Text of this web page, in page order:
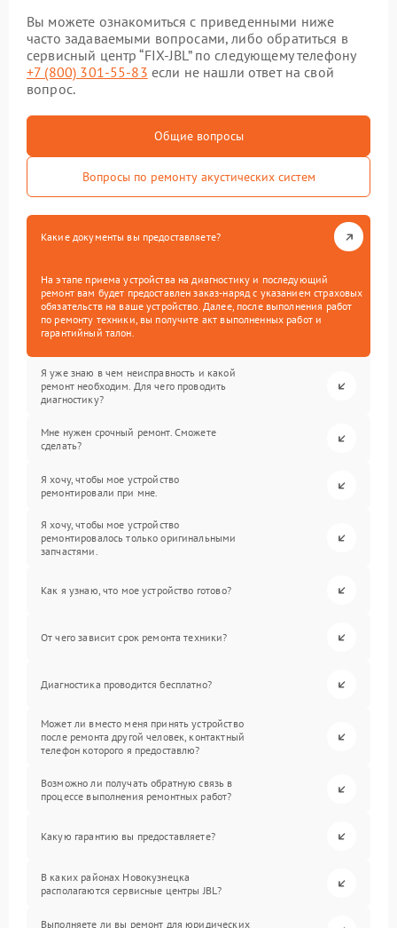
Вы можете ознакомиться с приведенными ниже
часто задаваемыми вопросами, либо обратиться в
сервисный центр “FIX-JBL” по следующему телефону
+7 (800) 301-55-83 если не нашли ответ на свой
вопрос.
Общие вопросы
Вопросы по ремонту акустических систем
Какие документы вы предоставляете?
На этапе приема устройства на диагностику и последующий
ремонт вам будет предоставлен заказ-наряд с указанием страховых
обязательств на ваше устройство. Далее, после выполнения работ
по ремонту техники, вы получите акт выполненных работ и
гарантийный талон.
Я уже знаю в чем неисправность и какой
ремонт необходим. Для чего проводить
диагностику?
Мне нужен срочный ремонт. Сможете
сделать?
Я хочу, чтобы мое устройство
ремонтировали при мне.
Я хочу, чтобы мое устройство
ремонтировалось только оригинальными
запчастями.
Как я узнаю, что мое устройство готово?
От чего зависит срок ремонта техники?
Диагностика проводится бесплатно?
Может ли вместо меня принять устройство
после ремонта другой человек, контактный
телефон которого я предоставлю?
Возможно ли получать обратную связь в
процессе выполнения ремонтных работ?
Какую гарантию вы предоставляете?
В каких районах Новокузнецка
располагаются сервисные центры JBL?
Выполняете ли вы ремонт для юридических